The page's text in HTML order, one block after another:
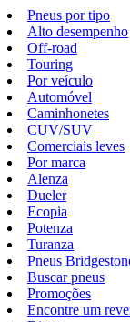
Pneus por tipo
Alto desempenho
Off-road
Touring
Por veículo
Automóvel
Caminhonetes
CUV/SUV
Comerciais leves
Por marca
Alenza
Dueler
Ecopia
Potenza
Turanza
Pneus
Buscar pneus
Promoções
Encontre um